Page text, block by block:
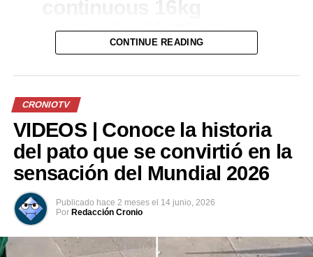
payload, with 30+ km
unloaded driving range
pic.twitter.com/AwjdwnzUFs
— Unitree
(@UnitreeRobotics)
July 24, 2026
Comparte esto:
Facebook
CONTINUE READING
CRONIOTV
VIDEOS | Conoce la historia
del pato que se convirtió en la
sensación del Mundial 2026
Publicado hace 2 meses el 14 junio, 2026
Por Redacción Cronio